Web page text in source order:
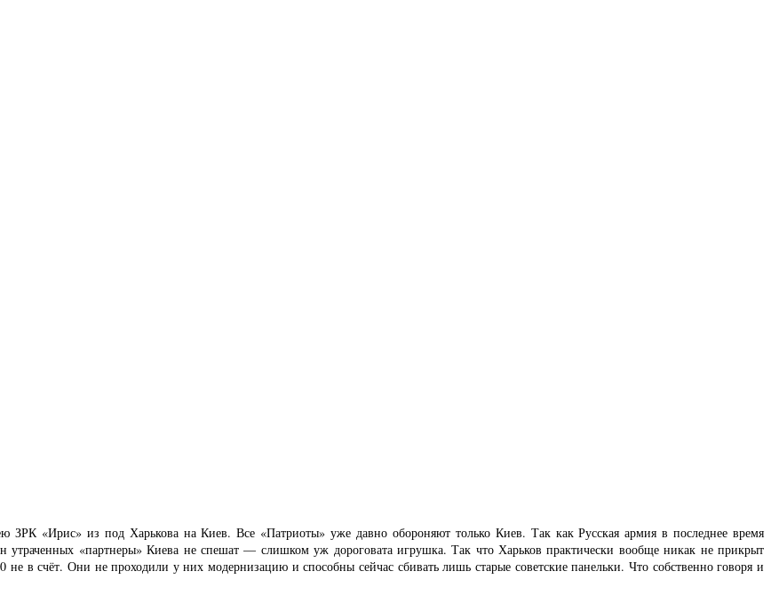
ЗРК «Ирис» из под Харькова на Киев. Все «Патриоты» уже давно обороняют только Киев. Так как Русская армия в последнее время
утраченных «партнеры» Киева не спешат — слишком уж дороговата игрушка. Так что Харьков практически вообще никак не прикрыт
в счёт. Они не проходили у них модернизацию и способны сейчас сбивать лишь старые советские панельки. Что собственно говоря и